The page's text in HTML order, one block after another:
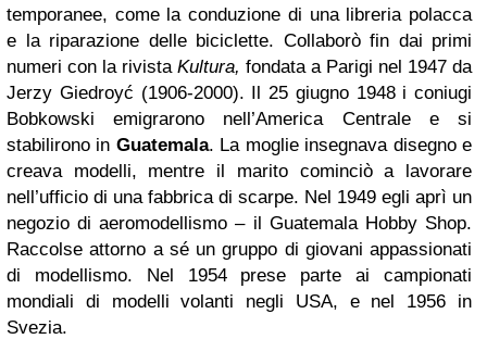
temporanee, come la conduzione di una libreria polacca
e la riparazione delle biciclette. Collaborò fin dai primi
numeri con la rivista Kultura, fondata a Parigi nel 1947 da
Jerzy Giedroyć (1906-2000). Il 25 giugno 1948 i coniugi
Bobkowski emigrarono nell’America Centrale e si
stabilirono in Guatemala. La moglie insegnava disegno e
creava modelli, mentre il marito cominciò a lavorare
nell’ufficio di una fabbrica di scarpe. Nel 1949 egli aprì un
negozio di aeromodellismo – il Guatemala Hobby Shop.
Raccolse attorno a sé un gruppo di giovani appassionati
di modellismo. Nel 1954 prese parte ai campionati
mondiali di modelli volanti negli USA, e nel 1956 in
Svezia.